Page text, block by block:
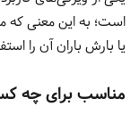
است؛ به این معنی که
یا بارش باران آن را
مناسب برای چه